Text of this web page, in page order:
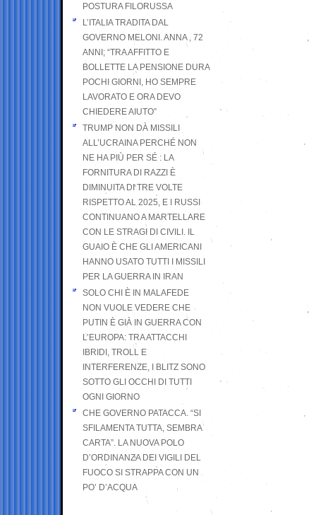
POSTURA FILORUSSA
L’ITALIA TRADITA DAL
GOVERNO MELONI. ANNA , 72
ANNI; “TRA AFFITTO E
BOLLETTE LA PENSIONE DURA
POCHI GIORNI, HO SEMPRE
LAVORATO E ORA DEVO
CHIEDERE AIUTO”
TRUMP NON DÀ MISSILI
ALL’UCRAINA PERCHÉ NON
NE HA PIÙ PER SÉ : LA
FORNITURA DI RAZZI È
DIMINUITA DI TRE VOLTE
RISPETTO AL 2025, E I RUSSI
CONTINUANO A MARTELLARE
CON LE STRAGI DI CIVILI. IL
GUAIO È CHE GLI AMERICANI
HANNO USATO TUTTI I MISSILI
PER LA GUERRA IN IRAN
SOLO CHI È IN MALAFEDE
NON VUOLE VEDERE CHE
PUTIN È GIÀ IN GUERRA CON
L’EUROPA: TRA ATTACCHI
IBRIDI, TROLL E
INTERFERENZE, I BLITZ SONO
SOTTO GLI OCCHI DI TUTTI
OGNI GIORNO
CHE GOVERNO PATACCA. “SI
SFILAMENTA TUTTA, SEMBRA
CARTA”. LA NUOVA POLO
D’ORDINANZA DEI VIGILI DEL
FUOCO SI STRAPPA CON UN
PO’ D’ACQUA